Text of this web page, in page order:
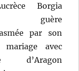
Borgia
guère
par son
mariage avec
d’Aragon